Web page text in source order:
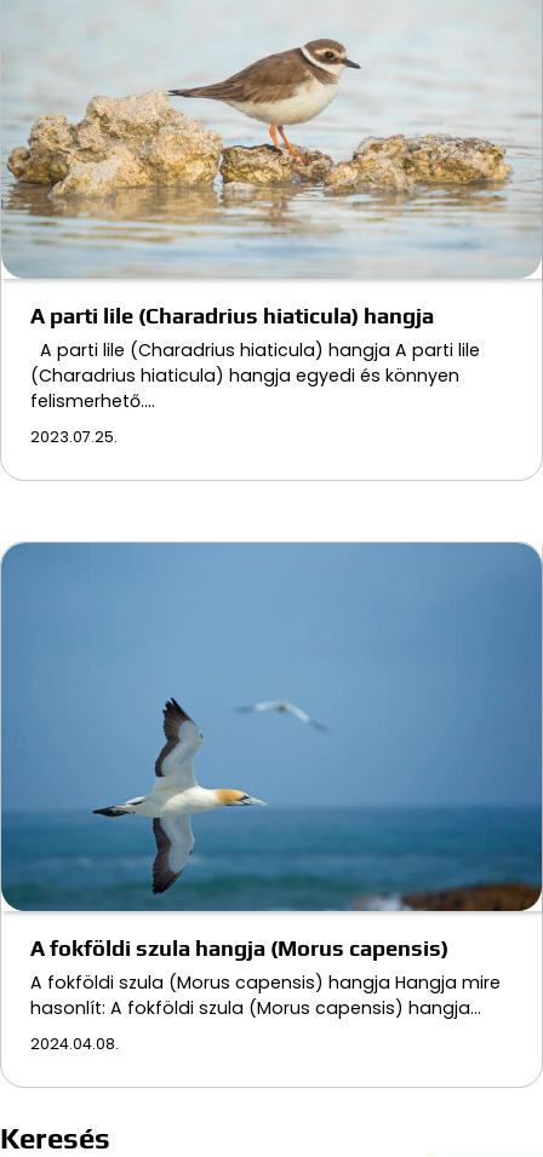
A parti lile (Charadrius hiaticula) hangja
A parti lile (Charadrius hiaticula) hangja A parti lile
(Charadrius hiaticula) hangja egyedi és könnyen
felismerhető.…
2023.07.25.
A fokföldi szula hangja (Morus capensis)
A fokföldi szula (Morus capensis) hangja Hangja mire
hasonlít: A fokföldi szula (Morus capensis) hangja…
2024.04.08.
Keresés